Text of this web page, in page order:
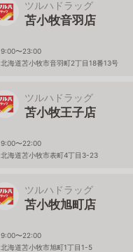
ツルハドラッグ
苫小牧音羽店
9:00〜23:00
北海道苫小牧市音羽町2丁目18番13号
ツルハドラッグ
苫小牧王子店
9:00〜22:00
北海道苫小牧市表町4丁目3-23
ツルハドラッグ
苫小牧旭町店
9:00〜22:00
北海道苫小牧市旭町1丁目1-5